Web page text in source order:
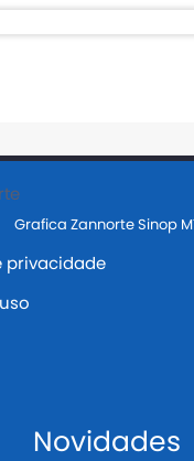
Grafica Zannorte Sinop MT
privacidade
Novidades